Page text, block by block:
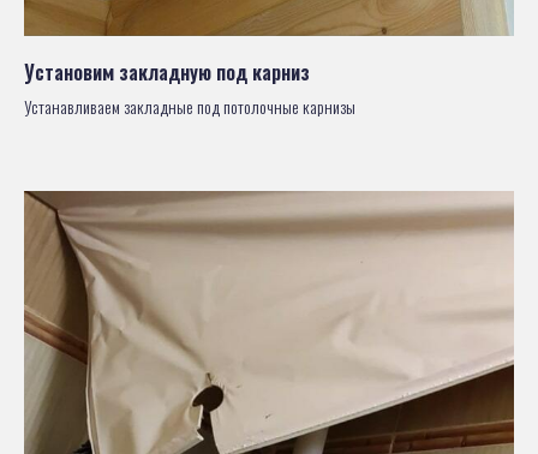
Установим закладную под карниз
Устанавливаем закладные под потолочные карнизы